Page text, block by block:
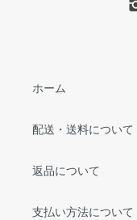
ホーム
配送・送料について
返品について
支払い方法について